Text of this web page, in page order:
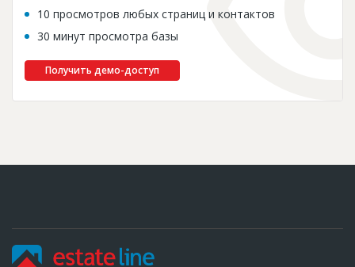
10 просмотров любых страниц и контактов
30 минут просмотра базы
Получить демо-доступ